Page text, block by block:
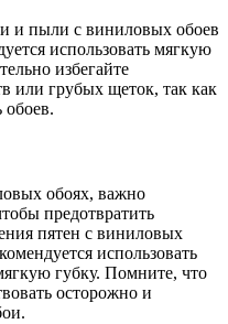
и пыли с виниловых обоев
использовать мягкую
избегайте
или грубых щеток, так как
обоев.
обоях, важно
предотвратить
пятен с виниловых
использовать
губку. Помните, что
осторожно и